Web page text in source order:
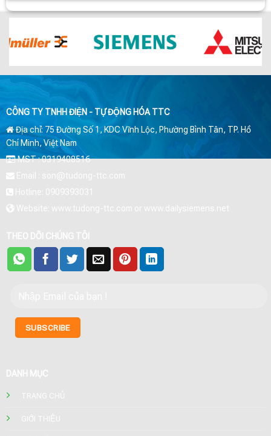
CÔNG TY TNHH ĐIỆN - TỰ ĐỘNG HÓA TTC
Địa chỉ: 75 Đường Số 1, KDC Vĩnh Lộc, Phường Bình Tân, TP. Hồ
Chí Minh, Việt Nam
MST : 0319408516
Email : son@tudong-ttc.com
Hotline: 0909393031
Website: www.tudong-ttc.com or www.dailysiemens.net
THEO DÕI CHÚNG TÔI
DANH MỤC
TRANG CHỦ
GIỚI THIỆU